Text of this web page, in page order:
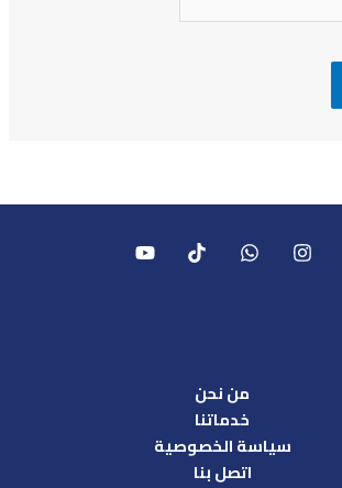
من نحن
خدماتنا
سياسة الخصوصية
اتصل بنا